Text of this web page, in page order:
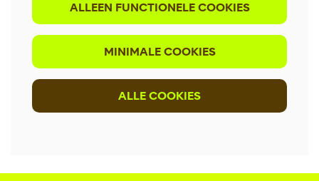
ALLEEN FUNCTIONELE COOKIES
MINIMALE COOKIES
ALLE COOKIES